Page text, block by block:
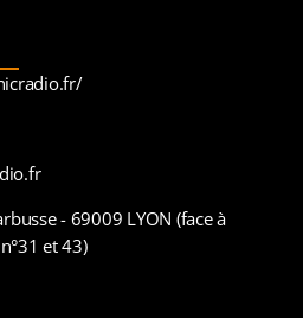
- 69009 LYON (face à
et 43)